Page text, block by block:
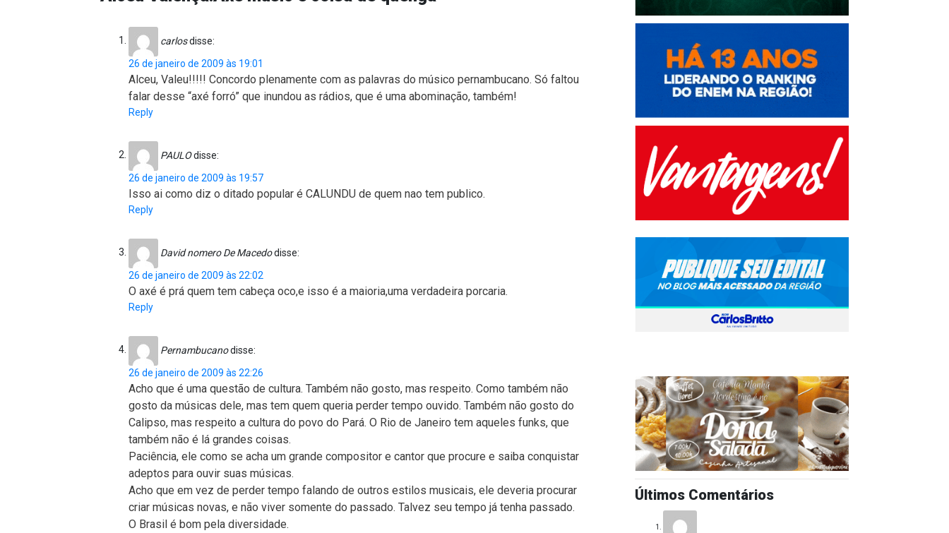
carlosdisse:
26 de janeiro de 2009 às 19:01
Alceu, Valeu!!!!! Concordo plenamente com as palavras do músico pernambucano. Só faltou
falar desse “axé forró” que inundou as rádios, que é uma abominação, também!
Reply
PAULOdisse:
26 de janeiro de 2009 às 19:57
Isso ai como diz o ditado popular é CALUNDU de quem nao tem publico.
Reply
David nomero De Macedodisse:
26 de janeiro de 2009 às 22:02
O axé é prá quem tem cabeça oco,e isso é a maioria,uma verdadeira porcaria.
Reply
Pernambucanodisse:
26 de janeiro de 2009 às 22:26
Acho que é uma questão de cultura. Também não gosto, mas respeito. Como também não
gosto da músicas dele, mas tem quem queria perder tempo ouvido. Também não gosto do
Calipso, mas respeito a cultura do povo do Pará. O Rio de Janeiro tem aqueles funks, que
também não é lá grandes coisas.
Paciência, ele como se acha um grande compositor e cantor que procure e saiba conquistar
adeptos para ouvir suas músicas.
Acho que em vez de perder tempo falando de outros estilos musicais, ele deveria procurar
criar músicas novas, e não viver somente do passado. Talvez seu tempo já tenha passado.
O Brasil é bom pela diversidade.
Últimos Comentários